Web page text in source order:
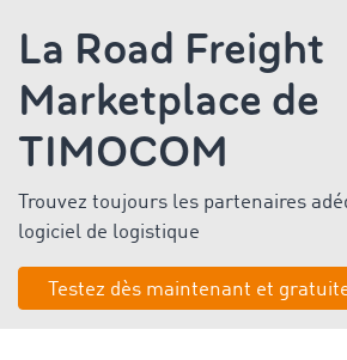
La Road Freight
Marketplace de
TIMOCOM
Trouvez toujours les partenaires
logiciel de logistique
Testez dès maintenant et